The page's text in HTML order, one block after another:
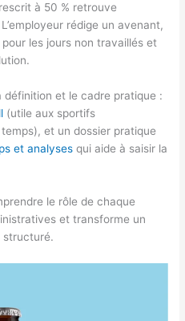
à 50 % retrouve
rédige un avenant,
les jours non travaillés et
définition et le cadre pratique :
(utile aux sportifs
et un dossier pratique
et analyses qui aide à saisir la
le rôle de chaque
et transforme un
structuré.